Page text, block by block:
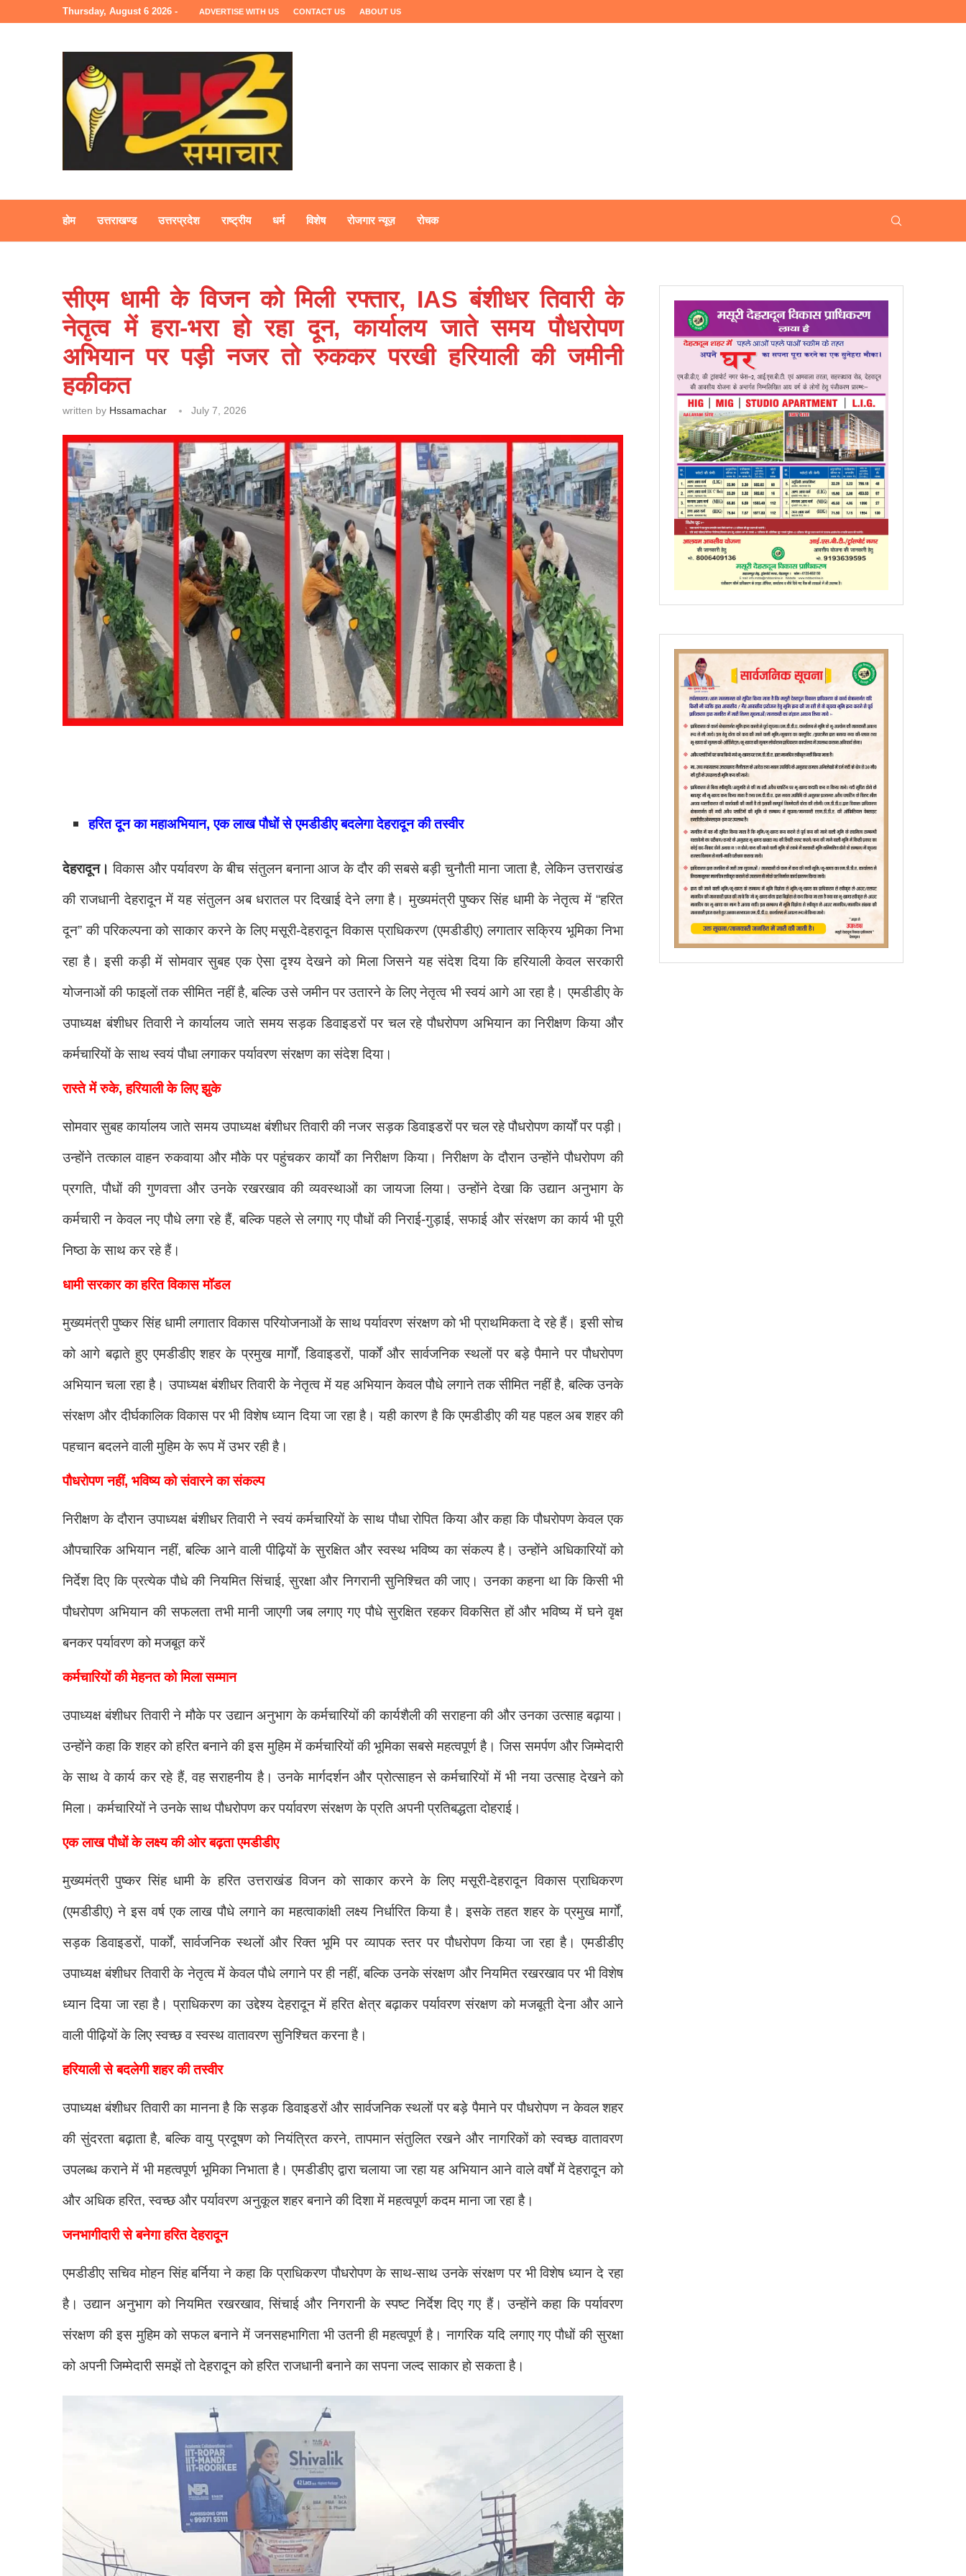
Thursday, August 6 2026 - ADVERTISE WITH US CONTACT US ABOUT US
होम उत्तराखण्ड उत्तरप्रदेश राष्ट्रीय धर्म विशेष रोजगार न्यूज़ रोचक
सीएम धामी के विजन को मिली रफ्तार, IAS बंशीधर तिवारी के
नेतृत्व में हरा-भरा हो रहा दून, कार्यालय जाते समय पौधरोपण
अभियान पर पड़ी नजर तो रुककर परखी हरियाली की जमीनी
हकीकत
written by Hssamachar July 7, 2026
हरित दून का महाअभियान, एक लाख पौधों से एमडीडीए बदलेगा देहरादून की तस्वीर
देहरादून। विकास और पर्यावरण के बीच संतुलन बनाना आज के दौर की सबसे बड़ी चुनौती माना जाता है, लेकिन उत्तराखंड
की राजधानी देहरादून में यह संतुलन अब धरातल पर दिखाई देने लगा है। मुख्यमंत्री पुष्कर सिंह धामी के नेतृत्व में “हरित
दून” की परिकल्पना को साकार करने के लिए मसूरी-देहरादून विकास प्राधिकरण (एमडीडीए) लगातार सक्रिय भूमिका निभा
रहा है। इसी कड़ी में सोमवार सुबह एक ऐसा दृश्य देखने को मिला जिसने यह संदेश दिया कि हरियाली केवल सरकारी
योजनाओं की फाइलों तक सीमित नहीं है, बल्कि उसे जमीन पर उतारने के लिए नेतृत्व भी स्वयं आगे आ रहा है। एमडीडीए के
उपाध्यक्ष बंशीधर तिवारी ने कार्यालय जाते समय सड़क डिवाइडरों पर चल रहे पौधरोपण अभियान का निरीक्षण किया और
कर्मचारियों के साथ स्वयं पौधा लगाकर पर्यावरण संरक्षण का संदेश दिया।
रास्ते में रुके, हरियाली के लिए झुके
सोमवार सुबह कार्यालय जाते समय उपाध्यक्ष बंशीधर तिवारी की नजर सड़क डिवाइडरों पर चल रहे पौधरोपण कार्यों पर पड़ी।
उन्होंने तत्काल वाहन रुकवाया और मौके पर पहुंचकर कार्यों का निरीक्षण किया। निरीक्षण के दौरान उन्होंने पौधरोपण की
प्रगति, पौधों की गुणवत्ता और उनके रखरखाव की व्यवस्थाओं का जायजा लिया। उन्होंने देखा कि उद्यान अनुभाग के
कर्मचारी न केवल नए पौधे लगा रहे हैं, बल्कि पहले से लगाए गए पौधों की निराई-गुड़ाई, सफाई और संरक्षण का कार्य भी पूरी
निष्ठा के साथ कर रहे हैं।
धामी सरकार का हरित विकास मॉडल
मुख्यमंत्री पुष्कर सिंह धामी लगातार विकास परियोजनाओं के साथ पर्यावरण संरक्षण को भी प्राथमिकता दे रहे हैं। इसी सोच
को आगे बढ़ाते हुए एमडीडीए शहर के प्रमुख मार्गों, डिवाइडरों, पार्कों और सार्वजनिक स्थलों पर बड़े पैमाने पर पौधरोपण
अभियान चला रहा है। उपाध्यक्ष बंशीधर तिवारी के नेतृत्व में यह अभियान केवल पौधे लगाने तक सीमित नहीं है, बल्कि उनके
संरक्षण और दीर्घकालिक विकास पर भी विशेष ध्यान दिया जा रहा है। यही कारण है कि एमडीडीए की यह पहल अब शहर की
पहचान बदलने वाली मुहिम के रूप में उभर रही है।
पौधरोपण नहीं, भविष्य को संवारने का संकल्प
निरीक्षण के दौरान उपाध्यक्ष बंशीधर तिवारी ने स्वयं कर्मचारियों के साथ पौधा रोपित किया और कहा कि पौधरोपण केवल एक
औपचारिक अभियान नहीं, बल्कि आने वाली पीढ़ियों के सुरक्षित और स्वस्थ भविष्य का संकल्प है। उन्होंने अधिकारियों को
निर्देश दिए कि प्रत्येक पौधे की नियमित सिंचाई, सुरक्षा और निगरानी सुनिश्चित की जाए। उनका कहना था कि किसी भी
पौधरोपण अभियान की सफलता तभी मानी जाएगी जब लगाए गए पौधे सुरक्षित रहकर विकसित हों और भविष्य में घने वृक्ष
बनकर पर्यावरण को मजबूत करें
कर्मचारियों की मेहनत को मिला सम्मान
उपाध्यक्ष बंशीधर तिवारी ने मौके पर उद्यान अनुभाग के कर्मचारियों की कार्यशैली की सराहना की और उनका उत्साह बढ़ाया।
उन्होंने कहा कि शहर को हरित बनाने की इस मुहिम में कर्मचारियों की भूमिका सबसे महत्वपूर्ण है। जिस समर्पण और जिम्मेदारी
के साथ वे कार्य कर रहे हैं, वह सराहनीय है। उनके मार्गदर्शन और प्रोत्साहन से कर्मचारियों में भी नया उत्साह देखने को
मिला। कर्मचारियों ने उनके साथ पौधरोपण कर पर्यावरण संरक्षण के प्रति अपनी प्रतिबद्धता दोहराई।
एक लाख पौधों के लक्ष्य की ओर बढ़ता एमडीडीए
मुख्यमंत्री पुष्कर सिंह धामी के हरित उत्तराखंड विजन को साकार करने के लिए मसूरी-देहरादून विकास प्राधिकरण
(एमडीडीए) ने इस वर्ष एक लाख पौधे लगाने का महत्वाकांक्षी लक्ष्य निर्धारित किया है। इसके तहत शहर के प्रमुख मार्गों,
सड़क डिवाइडरों, पार्कों, सार्वजनिक स्थलों और रिक्त भूमि पर व्यापक स्तर पर पौधरोपण किया जा रहा है। एमडीडीए
उपाध्यक्ष बंशीधर तिवारी के नेतृत्व में केवल पौधे लगाने पर ही नहीं, बल्कि उनके संरक्षण और नियमित रखरखाव पर भी विशेष
ध्यान दिया जा रहा है। प्राधिकरण का उद्देश्य देहरादून में हरित क्षेत्र बढ़ाकर पर्यावरण संरक्षण को मजबूती देना और आने
वाली पीढ़ियों के लिए स्वच्छ व स्वस्थ वातावरण सुनिश्चित करना है।
हरियाली से बदलेगी शहर की तस्वीर
उपाध्यक्ष बंशीधर तिवारी का मानना है कि सड़क डिवाइडरों और सार्वजनिक स्थलों पर बड़े पैमाने पर पौधरोपण न केवल शहर
की सुंदरता बढ़ाता है, बल्कि वायु प्रदूषण को नियंत्रित करने, तापमान संतुलित रखने और नागरिकों को स्वच्छ वातावरण
उपलब्ध कराने में भी महत्वपूर्ण भूमिका निभाता है। एमडीडीए द्वारा चलाया जा रहा यह अभियान आने वाले वर्षों में देहरादून को
और अधिक हरित, स्वच्छ और पर्यावरण अनुकूल शहर बनाने की दिशा में महत्वपूर्ण कदम माना जा रहा है।
जनभागीदारी से बनेगा हरित देहरादून
एमडीडीए सचिव मोहन सिंह बर्निया ने कहा कि प्राधिकरण पौधरोपण के साथ-साथ उनके संरक्षण पर भी विशेष ध्यान दे रहा
है। उद्यान अनुभाग को नियमित रखरखाव, सिंचाई और निगरानी के स्पष्ट निर्देश दिए गए हैं। उन्होंने कहा कि पर्यावरण
संरक्षण की इस मुहिम को सफल बनाने में जनसहभागिता भी उतनी ही महत्वपूर्ण है। नागरिक यदि लगाए गए पौधों की सुरक्षा
को अपनी जिम्मेदारी समझें तो देहरादून को हरित राजधानी बनाने का सपना जल्द साकार हो सकता है।